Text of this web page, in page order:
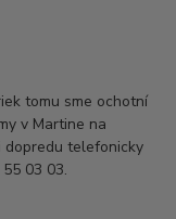
tomu sme ochotní
v Martine na
dopredu telefonicky
03 03.